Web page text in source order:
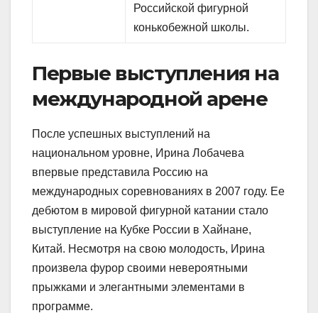
Российской фигурной
конькобежной школы.
Первые выступления на
международной арене
После успешных выступлений на
национальном уровне, Ирина Лобачева
впервые представила Россию на
международных соревнованиях в 2007 году. Ее
дебютом в мировой фигурной катании стало
выступление на Кубке России в Хайнане,
Китай. Несмотря на свою молодость, Ирина
произвела фурор своими невероятными
прыжками и элегантными элементами в
программе.